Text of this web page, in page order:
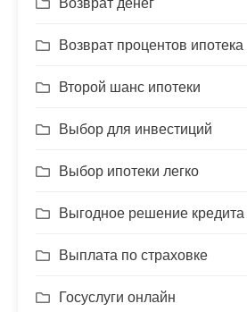
Возврат процентов ипотека
Второй шанс ипотеки
Выбор для инвестиций
Выбор ипотеки легко
Выгодное решение кредита
Выплата по страховке
Госуслуги онлайн